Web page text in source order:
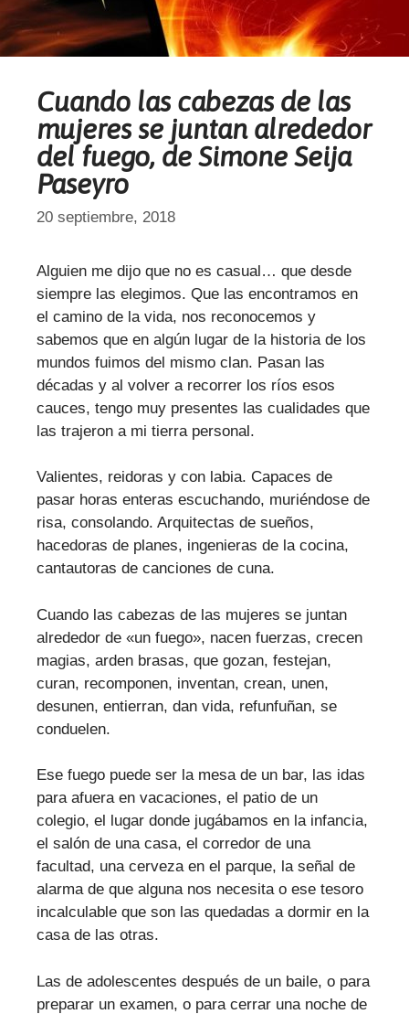
Cuando las cabezas de las
mujeres se juntan alrededor
del fuego, de Simone Seija
Paseyro
20 septiembre, 2018
Alguien me dijo que no es casual… que desde
siempre las elegimos. Que las encontramos en
el camino de la vida, nos reconocemos y
sabemos que en algún lugar de la historia de los
mundos fuimos del mismo clan. Pasan las
décadas y al volver a recorrer los ríos esos
cauces, tengo muy presentes las cualidades que
las trajeron a mi tierra personal.
Valientes, reidoras y con labia. Capaces de
pasar horas enteras escuchando, muriéndose de
risa, consolando. Arquitectas de sueños,
hacedoras de planes, ingenieras de la cocina,
cantautoras de canciones de cuna.
Cuando las cabezas de las mujeres se juntan
alrededor de «un fuego», nacen fuerzas, crecen
magias, arden brasas, que gozan, festejan,
curan, recomponen, inventan, crean, unen,
desunen, entierran, dan vida, refunfuñan, se
conduelen.
Ese fuego puede ser la mesa de un bar, las idas
para afuera en vacaciones, el patio de un
colegio, el lugar donde jugábamos en la infancia,
el salón de una casa, el corredor de una
facultad, una cerveza en el parque, la señal de
alarma de que alguna nos necesita o ese tesoro
incalculable que son las quedadas a dormir en la
casa de las otras.
Las de adolescentes después de un baile, o para
preparar un examen, o para cerrar una noche de